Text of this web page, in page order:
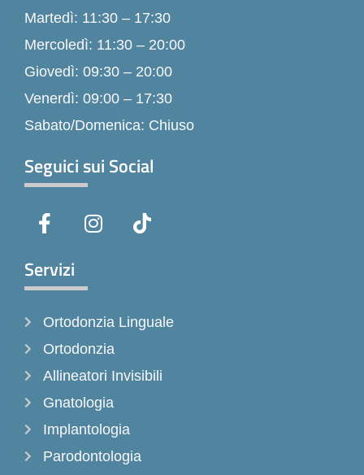
Martedì: 11:30 – 17:30
Mercoledì: 11:30 – 20:00
Giovedì: 09:30 – 20:00
Venerdì: 09:00 – 17:30
Sabato/Domenica: Chiuso
Seguici sui Social
a
e
b
o
k
-
f
n
r
a
m
i
Servizi
Ortodonzia Linguale
Ortodonzia
Allineatori Invisibili
Gnatologia
Implantologia
Parodontologia